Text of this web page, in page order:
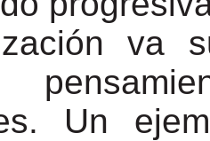
va
Un